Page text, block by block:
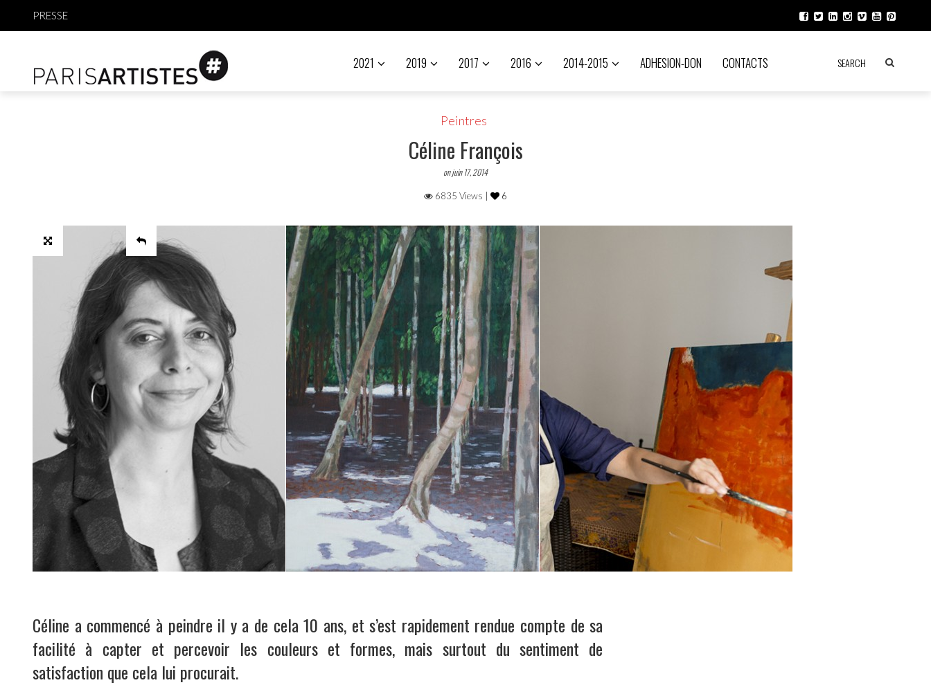
PRESSE
2021 2019 2017 2016 2014-2015 ADHESION-DON CONTACTS
Peintres
Céline François
on juin 17, 2014
6835 Views | 6
Céline a commencé à peindre il y a de cela 10 ans, et s’est rapidement rendue compte de sa
facilité à capter et percevoir les couleurs et formes, mais surtout du sentiment de
satisfaction que cela lui procurait.